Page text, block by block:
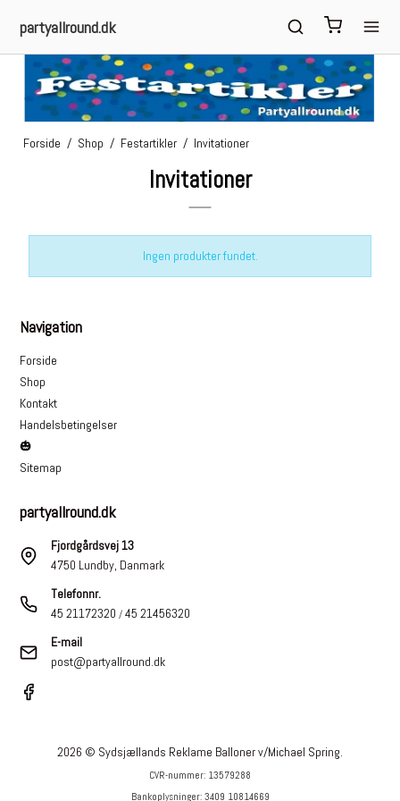
partyallround.dk
Forside / Shop / Festartikler / Invitationer
Invitationer
Ingen produkter fundet.
Navigation
Forside
Shop
Kontakt
Handelsbetingelser
🎃
Sitemap
partyallround.dk
Fjordgårdsvej 13
4750 Lundby, Danmark
Telefonnr.
45 21172320 /45 21456320
E-mail
post@partyallround.dk
2026 © Sydsjællands Reklame Balloner v/Michael Spring.
CVR-nummer: 13579288
Bankoplysninger: 3409 10814669